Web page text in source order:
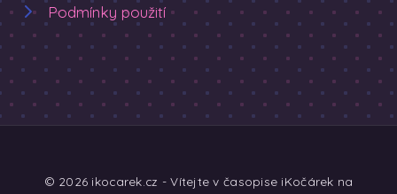
Podmínky použití
© 2026 ikocarek.cz - Vítejte v časopise iKočárek na